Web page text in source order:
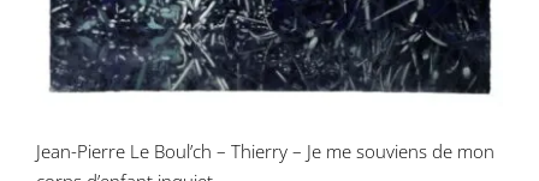
Jean-Pierre Le Boul’ch – Thierry – Je me souviens de mon